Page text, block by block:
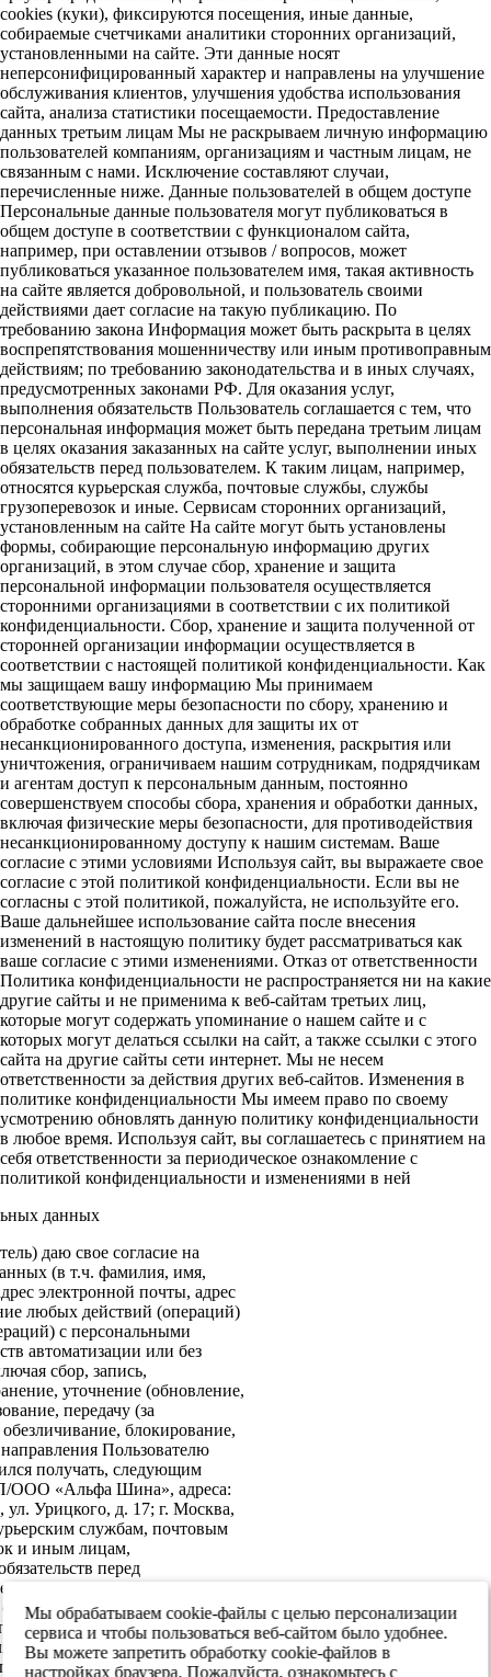
cookies (куки), фиксируются посещения, иные данные,
собираемые счетчиками аналитики сторонних организаций,
установленными на сайте. Эти данные носят
неперсонифицированный характер и направлены на улучшение
обслуживания клиентов, улучшения удобства использования
сайта, анализа статистики посещаемости. Предоставление
данных третьим лицам Мы не раскрываем личную информацию
пользователей компаниям, организациям и частным лицам, не
связанным с нами. Исключение составляют случаи,
перечисленные ниже. Данные пользователей в общем доступе
Персональные данные пользователя могут публиковаться в
общем доступе в соответствии с функционалом сайта,
например, при оставлении отзывов / вопросов, может
публиковаться указанное пользователем имя, такая активность
на сайте является добровольной, и пользователь своими
действиями дает согласие на такую публикацию. По
требованию закона Информация может быть раскрыта в целях
воспрепятствования мошенничеству или иным противоправным
действиям; по требованию законодательства и в иных случаях,
предусмотренных законами РФ. Для оказания услуг,
выполнения обязательств Пользователь соглашается с тем, что
персональная информация может быть передана третьим лицам
в целях оказания заказанных на сайте услуг, выполнении иных
обязательств перед пользователем. К таким лицам, например,
относятся курьерская служба, почтовые службы, службы
грузоперевозок и иные. Сервисам сторонних организаций,
установленным на сайте На сайте могут быть установлены
формы, собирающие персональную информацию других
организаций, в этом случае сбор, хранение и защита
персональной информации пользователя осуществляется
сторонними организациями в соответствии с их политикой
конфиденциальности. Сбор, хранение и защита полученной от
сторонней организации информации осуществляется в
соответствии с настоящей политикой конфиденциальности. Как
мы защищаем вашу информацию Мы принимаем
соответствующие меры безопасности по сбору, хранению и
обработке собранных данных для защиты их от
несанкционированного доступа, изменения, раскрытия или
уничтожения, ограничиваем нашим сотрудникам, подрядчикам
и агентам доступ к персональным данным, постоянно
совершенствуем способы сбора, хранения и обработки данных,
включая физические меры безопасности, для противодействия
несанкционированному доступу к нашим системам. Ваше
согласие с этими условиями Используя сайт, вы выражаете свое
согласие с этой политикой конфиденциальности. Если вы не
согласны с этой политикой, пожалуйста, не используйте его.
Ваше дальнейшее использование сайта после внесения
изменений в настоящую политику будет рассматриваться как
ваше согласие с этими изменениями. Отказ от ответственности
Политика конфиденциальности не распространяется ни на какие
другие сайты и не применима к веб-сайтам третьих лиц,
которые могут содержать упоминание о нашем сайте и с
которых могут делаться ссылки на сайт, а также ссылки с этого
сайта на другие сайты сети интернет. Мы не несем
ответственности за действия других веб-сайтов. Изменения в
политике конфиденциальности Мы имеем право по своему
усмотрению обновлять данную политику конфиденциальности
в любое время. Используя сайт, вы соглашаетесь с принятием на
себя ответственности за периодическое ознакомление с
политикой конфиденциальности и изменениями в ней
данных
даю свое согласие на
(в т.ч. фамилия, имя,
электронной почты, адрес
любых действий (операций)
с персональными
автоматизации или без
сбор, запись,
уточнение (обновление,
передачу (за
блокирование,
Пользователю
получать, следующим
ООО «Альфа Шина», адреса:
Урицкого, д. 17; г. Москва,
службам, почтовым
и иным лицам,
перед
на передачу в
информационной
данных третьим
реализации целей,
Настоящее согласие
Мы обрабатываем cookie-файлы с целью персонализации
сервиса и чтобы пользоваться веб-сайтом было удобнее.
Вы можете запретить обработку cookie-файлов в
настройках браузера. Пожалуйста, ознакомьтесь с